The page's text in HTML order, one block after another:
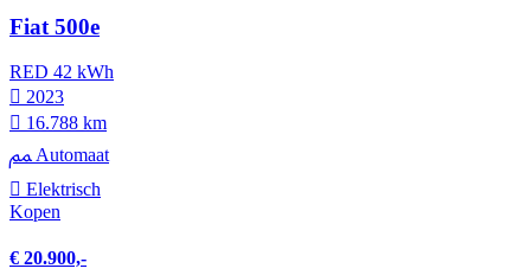
Fiat 500e
RED 42 kWh
2023
16.788 km
Automaat
Elektrisch
Kopen
€ 20.900,-